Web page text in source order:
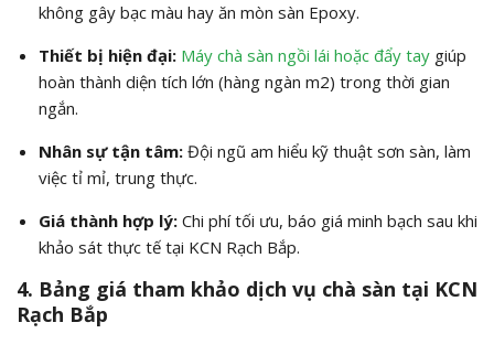
không gây bạc màu hay ăn mòn sàn Epoxy.
Thiết bị hiện đại: Máy chà sàn ngồi lái hoặc đẩy taygiúp
hoàn thành diện tích lớn (hàng ngàn m2) trong thời gian
ngắn.
Nhân sự tận tâm:Đội ngũ am hiểu kỹ thuật sơn sàn, làm
việc tỉ mỉ, trung thực.
Giá thành hợp lý:Chi phí tối ưu, báo giá minh bạch sau khi
khảo sát thực tế tại KCN Rạch Bắp.
4. Bảng giá tham khảo dịch vụ chà sàn tại KCN
Rạch Bắp